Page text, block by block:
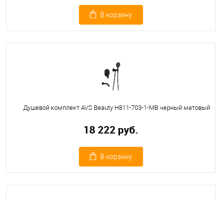
В корзину
Душевой комплект AVS Beauty Н811-703-1-MB черный матовый
18 222 руб.
В корзину